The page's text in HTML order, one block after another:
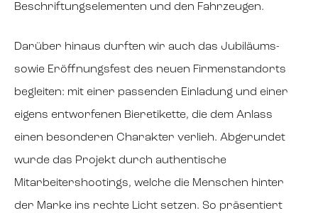
Beschriftungselementen und den Fahrzeugen.
Darüber hinaus durften wir auch das Jubiläums-
sowie Eröffnungsfest des neuen Firmenstandorts
begleiten: mit einer passenden Einladung und einer
eigens entworfenen Bieretikette, die dem Anlass
einen besonderen Charakter verlieh. Abgerundet
wurde das Projekt durch authentische
Mitarbeitershootings, welche die Menschen hinter
der Marke ins rechte Licht setzen. So präsentiert